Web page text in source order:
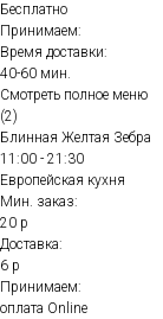
Бесплатно
Принимаем:
Время доставки:
40-60 мин.
Смотреть полное меню
(2)
Блинная Желтая Зебра
11:00 - 21:30
Европейская кухня
Мин. заказ:
20 р
Доставка:
6 р
Принимаем:
оплата Online